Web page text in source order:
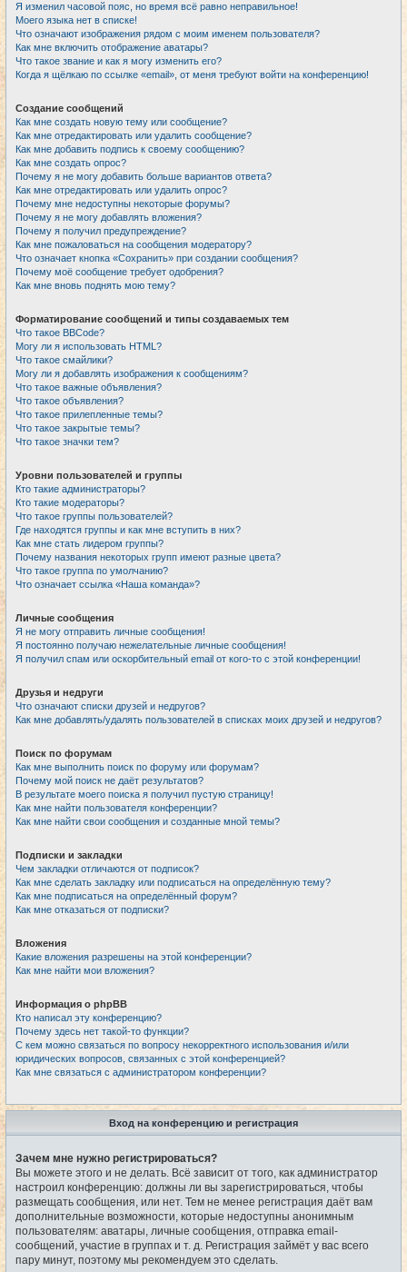
Я изменил часовой пояс, но время всё равно неправильное!
Моего языка нет в списке!
Что означают изображения рядом с моим именем пользователя?
Как мне включить отображение аватары?
Что такое звание и как я могу изменить его?
Когда я щёлкаю по ссылке «email», от меня требуют войти на конференцию!
Создание сообщений
Как мне создать новую тему или сообщение?
Как мне отредактировать или удалить сообщение?
Как мне добавить подпись к своему сообщению?
Как мне создать опрос?
Почему я не могу добавить больше вариантов ответа?
Как мне отредактировать или удалить опрос?
Почему мне недоступны некоторые форумы?
Почему я не могу добавлять вложения?
Почему я получил предупреждение?
Как мне пожаловаться на сообщения модератору?
Что означает кнопка «Сохранить» при создании сообщения?
Почему моё сообщение требует одобрения?
Как мне вновь поднять мою тему?
Форматирование сообщений и типы создаваемых тем
Что такое BBCode?
Могу ли я использовать HTML?
Что такое смайлики?
Могу ли я добавлять изображения к сообщениям?
Что такое важные объявления?
Что такое объявления?
Что такое прилепленные темы?
Что такое закрытые темы?
Что такое значки тем?
Уровни пользователей и группы
Кто такие администраторы?
Кто такие модераторы?
Что такое группы пользователей?
Где находятся группы и как мне вступить в них?
Как мне стать лидером группы?
Почему названия некоторых групп имеют разные цвета?
Что такое группа по умолчанию?
Что означает ссылка «Наша команда»?
Личные сообщения
Я не могу отправить личные сообщения!
Я постоянно получаю нежелательные личные сообщения!
Я получил спам или оскорбительный email от кого-то с этой конференции!
Друзья и недруги
Что означают списки друзей и недругов?
Как мне добавлять/удалять пользователей в списках моих друзей и недругов?
Поиск по форумам
Как мне выполнить поиск по форуму или форумам?
Почему мой поиск не даёт результатов?
В результате моего поиска я получил пустую страницу!
Как мне найти пользователя конференции?
Как мне найти свои сообщения и созданные мной темы?
Подписки и закладки
Чем закладки отличаются от подписок?
Как мне сделать закладку или подписаться на определённую тему?
Как мне подписаться на определённый форум?
Как мне отказаться от подписки?
Вложения
Какие вложения разрешены на этой конференции?
Как мне найти мои вложения?
Информация о phpBB
Кто написал эту конференцию?
Почему здесь нет такой-то функции?
С кем можно связаться по вопросу некорректного использования и/или
юридических вопросов, связанных с этой конференцией?
Как мне связаться с администратором конференции?
Вход на конференцию и регистрация
Зачем мне нужно регистрироваться?
Вы можете этого и не делать. Всё зависит от того, как администратор
настроил конференцию: должны ли вы зарегистрироваться, чтобы
размещать сообщения, или нет. Тем не менее регистрация даёт вам
дополнительные возможности, которые недоступны анонимным
пользователям: аватары, личные сообщения, отправка email-
сообщений, участие в группах и т. д. Регистрация займёт у вас всего
пару минут, поэтому мы рекомендуем это сделать.